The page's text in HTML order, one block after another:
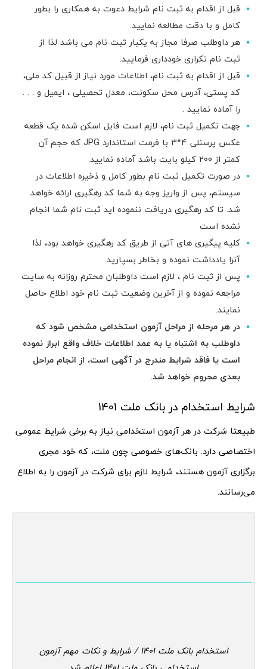
قبل از اقدام به ثبت نام شرایط دعوت به همکاری را بطور
کامل و با دقت مطالعه نمایید.
هر داوطلب صرفا مجاز به یکبار ثبت نام می باشد لذا از
ثبت نام تکراری خودداری فرمایید.
قبل از اقدام به ثبت نام، اطلاعات مورد نیاز از قبیل کد ملی،
کد پستی، آدرس محل سکونت، معدل تحصیلی ، ایمیل و . . .
را آماده نمایید .
جهت تکمیل ثبت نام، لازم است فایل اسکن شده یک قطعه
عکس پرسنلی 4*3 با فرمت استاندارد JPG که حجم آن
کمتر از 200 کیلو بایت باشد آماده نمایید.
در صورت تکمیل ثبت نام بطور کامل و ذخیره اطلاعات در
سیستم، پس از واریز وجه به شما کد رهگیری ارائه خواهد
شد. تا کد رهگیری دریافت ننموده اید ثبت نام شما انجام
نشده است
کلیه پیگیری های آتی از طریق کد رهگیری خواهد بود، لذا
آنرا یادداشت نموده و بخاطر بسپارید.
پس از ثبت نام ، لازم است داوطلبان محترم روزانه به سایت
مراجعه نموده و از آخرین وضعیت ثبت نام خود اطلاع حاصل
نمایند.
در هر مرحله از مراحل آزمون استخدامی مشخص شود که
داوطلب به اشتباه یا به عمد اطلاعات خلاف واقع ابراز نموده
است یا فاقد شرایط مندرج در آگهی است، از انجام مراحل
بعدی محروم خواهد شد.
شرایط استخدام در بانک ملت 1401
طبیعتا شرکت در هر آزمون استخدامی نیاز به برخی شرایط عمومی
اختصاصی دارد. بانک‌های خصوصی چون ملت، که خود مجری
برگزاری آزمون هستند، شرایط لازم برای شرکت در آزمون را به اطلاع
می‌رسانند.
استخدام بانک ملت 1401 / شرایط و نکات مهم آزمون